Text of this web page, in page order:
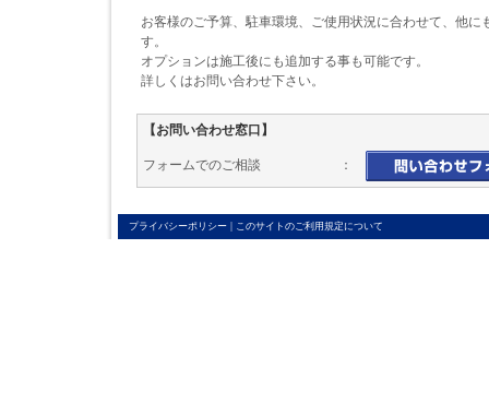
お客様のご予算、駐車環境、ご使用状況に合わせて、他に
す。
オプションは施工後にも追加する事も可能です。
詳しくはお問い合わせ下さい。
【お問い合わせ窓口】
フォームでのご相談 ：
プライバシーポリシー | このサイトのご利用規定について